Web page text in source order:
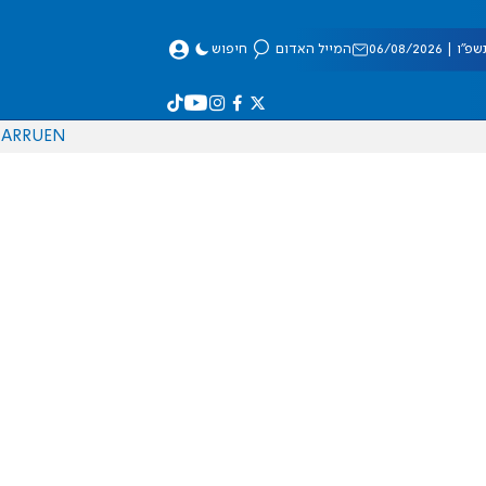
08/2026 המייל האדום חיפוש
EN
RU
AR